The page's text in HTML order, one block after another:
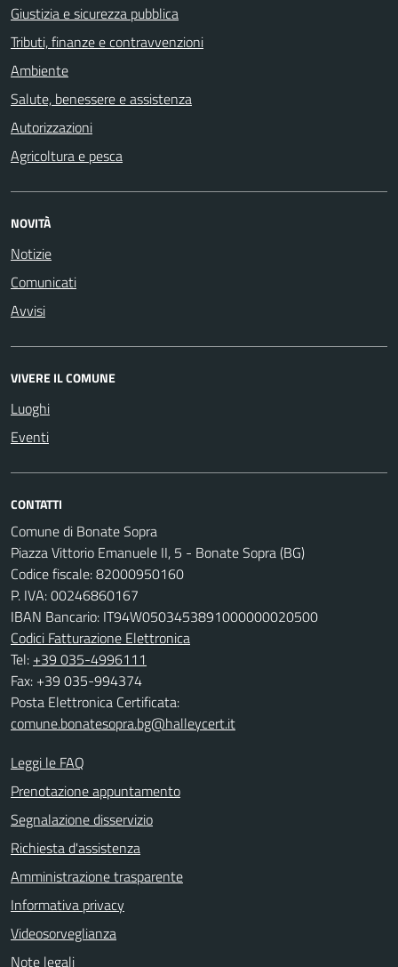
Giustizia e sicurezza pubblica
Tributi, finanze e contravvenzioni
Ambiente
Salute, benessere e assistenza
Autorizzazioni
Agricoltura e pesca
NOVITÀ
Notizie
Comunicati
Avvisi
VIVERE IL COMUNE
Luoghi
Eventi
CONTATTI
Comune di Bonate Sopra
Piazza Vittorio Emanuele II, 5 - Bonate Sopra (BG)
Codice fiscale: 82000950160
P. IVA: 00246860167
IBAN Bancario: IT94W0503453891000000020500
Codici Fatturazione Elettronica
Tel: +39 035-4996111
Fax: +39 035-994374
Posta Elettronica Certificata:
comune.bonatesopra.bg@halleycert.it
Leggi le FAQ
Prenotazione appuntamento
Segnalazione disservizio
Richiesta d'assistenza
Amministrazione trasparente
Informativa privacy
Videosorveglianza
Note legali